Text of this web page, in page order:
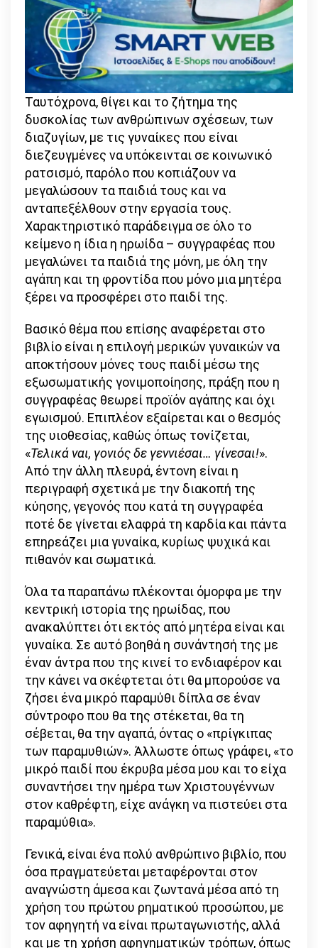
Ταυτόχρονα, θίγει και το ζήτημα της
δυσκολίας των ανθρώπινων σχέσεων, των
διαζυγίων, με τις γυναίκες που είναι
διεζευγμένες να υπόκεινται σε κοινωνικό
ρατσισμό, παρόλο που κοπιάζουν να
μεγαλώσουν τα παιδιά τους και να
ανταπεξέλθουν στην εργασία τους.
Χαρακτηριστικό παράδειγμα σε όλο το
κείμενο η ίδια η ηρωίδα – συγγραφέας που
μεγαλώνει τα παιδιά της μόνη, με όλη την
αγάπη και τη φροντίδα που μόνο μια μητέρα
ξέρει να προσφέρει στο παιδί της.
Βασικό θέμα που επίσης αναφέρεται στο
βιβλίο είναι η επιλογή μερικών γυναικών να
αποκτήσουν μόνες τους παιδί μέσω της
εξωσωματικής γονιμοποίησης, πράξη που η
συγγραφέας θεωρεί προϊόν αγάπης και όχι
εγωισμού. Επιπλέον εξαίρεται και ο θεσμός
της υιοθεσίας, καθώς όπως τονίζεται,
«Τελικά ναι, γονιός δε γεννιέσαι… γίνεσαι!».
Από την άλλη πλευρά, έντονη είναι η
περιγραφή σχετικά με την διακοπή της
κύησης, γεγονός που κατά τη συγγραφέα
ποτέ δε γίνεται ελαφρά τη καρδία και πάντα
επηρεάζει μια γυναίκα, κυρίως ψυχικά και
πιθανόν και σωματικά.
Όλα τα παραπάνω πλέκονται όμορφα με την
κεντρική ιστορία της ηρωίδας, που
ανακαλύπτει ότι εκτός από μητέρα είναι και
γυναίκα. Σε αυτό βοηθά η συνάντησή της με
έναν άντρα που της κινεί το ενδιαφέρον και
την κάνει να σκέφτεται ότι θα μπορούσε να
ζήσει ένα μικρό παραμύθι δίπλα σε έναν
σύντροφο που θα της στέκεται, θα τη
σέβεται, θα την αγαπά, όντας ο «πρίγκιπας
των παραμυθιών». Άλλωστε όπως γράφει, «το
μικρό παιδί που έκρυβα μέσα μου και το είχα
συναντήσει την ημέρα των Χριστουγέννων
στον καθρέφτη, είχε ανάγκη να πιστεύει στα
παραμύθια».
Γενικά, είναι ένα πολύ ανθρώπινο βιβλίο, που
όσα πραγματεύεται μεταφέρονται στον
αναγνώστη άμεσα και ζωντανά μέσα από τη
χρήση του πρώτου ρηματικού προσώπου, με
τον αφηγητή να είναι πρωταγωνιστής, αλλά
και με τη χρήση αφηγηματικών τρόπων, όπως